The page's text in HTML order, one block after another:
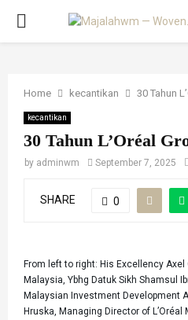
PRIMARY
Home kecantikan 30 Tahun
kecantikan
30 Tahun L’Oréal
by adminwm September 7, 2025
SHARE 0
From left to right: His Excellency
Malaysia, Ybhg Datuk Sikh Shamsul
Malaysian Investment Development
Hruska, Managing Director of L’Oréal